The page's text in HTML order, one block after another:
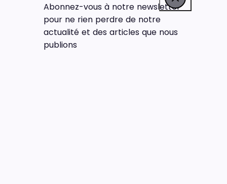
Abonnez-vous à notre newsletter
pour ne rien perdre de notre
actualité et des articles que nous
publions